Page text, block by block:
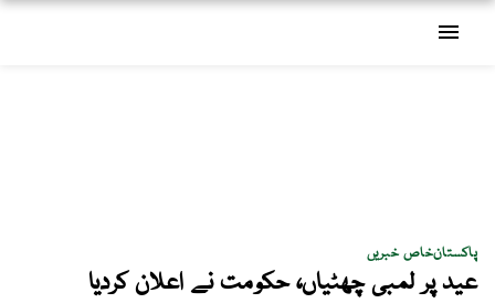
menu
پاکستانخاص خبریں
عید پر لمبی چھٹیاں، حکومت نے اعلان کردیا